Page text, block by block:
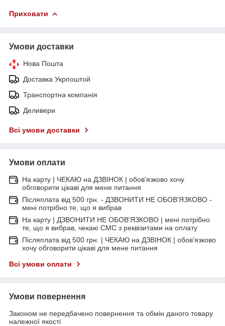
Приховати
Умови доставки
Нова Пошта
Доставка Укрпоштой
Транспортна компанія
Деливери
Всі умови доставки
Умови оплати
На карту | ЧЕКАЮ на ДЗВІНОК | обов'язково хочу
обговорити цікаві для мене питання
Післяплата від 500 грн. - ДЗВОНИТИ НЕ ОБОВ'ЯЗКОВО -
мені потрібно те, що я вибрав
На карту | ДЗВОНИТИ НЕ ОБОВ'ЯЗКОВО | мені потрібно
те, що я вибрав, чекаю СМС з реквізитами на оплату
Післяплата від 500 грн. | ЧЕКАЮ на ДЗВІНОК | обов'язково
хочу обговорити цікаві для мене питання
Всі умови оплати
Умови повернення
Законом не передбачено повернення та обмін даного товару
належної якості